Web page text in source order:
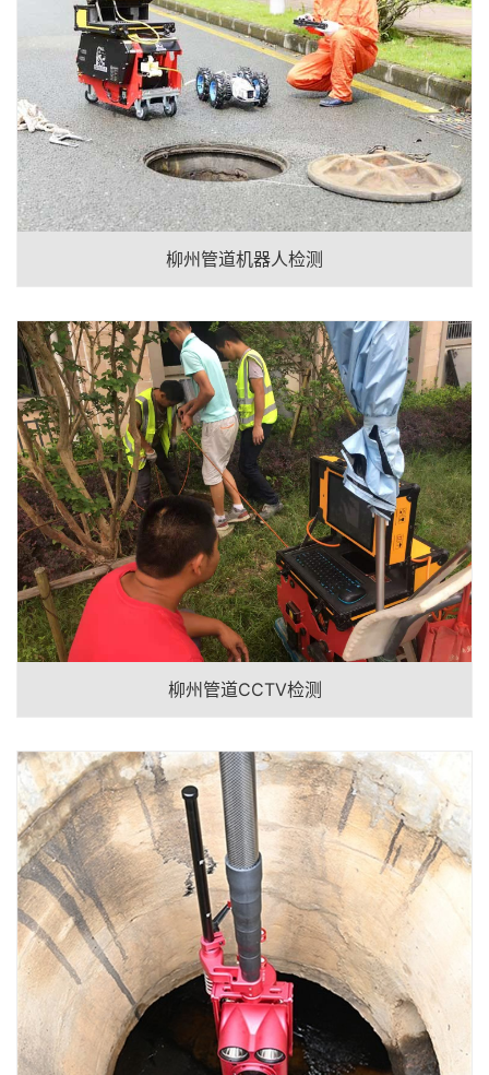
柳州管道机器人检测
柳州管道CCTV检测